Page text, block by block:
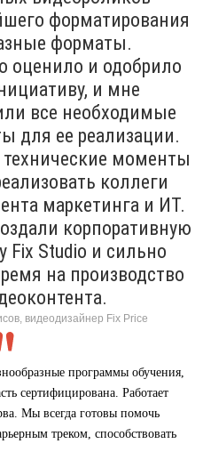
форматирования
форматы.
оценило и одобрило
и мне
все необходимые
для ее реализации.
моменты
коллеги
маркетинга и ИТ.
корпоративную
Fix Studio и сильно
на производство
видеодизайнер Fix Price
программы обучения,
сертифицирована. Работает
Мы всегда готовы помочь
треком, способствовать